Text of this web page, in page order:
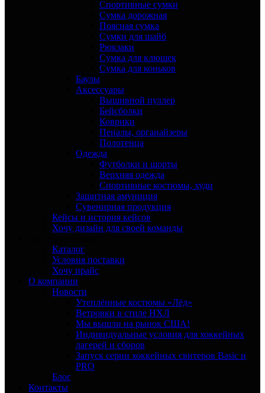
Спортивные сумки
Сумка дорожная
Поясная сумка
Сумки для шайб
Рюкзаки
Сумка для клюшек
Сумка для коньков
Баулы
Аксессуары
Вышивной пуллер
Бейсболки
Коврики
Пеналы, органайзеры
Полотенца
Одежда
Футболки и шорты
Верхняя одежда
Спортивные костюмы, худи
Защитная амуниция
Сувенирная продукция
Кейсы и история кейсов
Хочу дизайн для своей команды
Каталог
Условия поставки
Хочу прайс
О компании
Новости
Утеплённые костюмы «Лёд»
Ветровки в стиле НХЛ
Мы вышли на рынок США!
Индивидуальные условия для хоккейных
лагерей и сборов
Запуск серии хоккейных свитеров Basic и
PRO
Блог
Контакты